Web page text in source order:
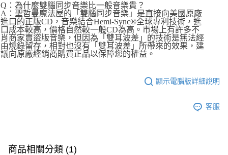
Q：為什麼雙腦同步音樂比一般音樂貴？
A：聖哲曼魔法屋的「雙腦同步音樂」是直接向美國原廠
進口的正版CD，音樂結合Hemi-Sync®全球專利技術，進
口成本較高，價格自然較一般CD為高。市場上有許多不
肖商家賣盜版音樂，但因為「雙耳波差」的技術是無法經
由燒錄留存，相對也沒有「雙耳波差」所帶來的效果，建
議向原廠經銷商購買正品以保障您的權益。
顯示電腦版詳細說明
客服
商品相關分類 (1)